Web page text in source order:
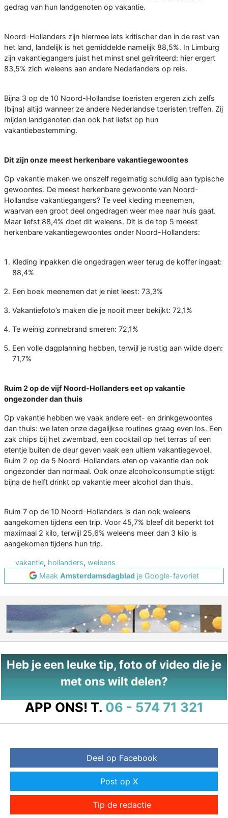
gedrag van hun landgenoten op vakantie.
Noord-Hollanders zijn hiermee iets kritischer dan in de rest van
het land, landelijk is het gemiddelde namelijk 88,5%. In Limburg
zijn vakantiegangers juist het minst snel geïrriteerd: hier ergert
83,5% zich weleens aan andere Nederlanders op reis.
Bijna 3 op de 10 Noord-Hollandse toeristen ergeren zich zelfs
(bijna) altijd wanneer ze andere Nederlandse toeristen treffen. Zij
mijden landgenoten dan ook het liefst op hun
vakantiebestemming.
Dit zijn onze meest herkenbare vakantiegewoontes
Op vakantie maken we onszelf regelmatig schuldig aan typische
gewoontes. De meest herkenbare gewoonte van Noord-
Hollandse vakantiegangers? Te veel kleding meenemen,
waarvan een groot deel ongedragen weer mee naar huis gaat.
Maar liefst 88,4% doet dit weleens. Dit is de top 5 meest
herkenbare vakantiegewoontes onder Noord-Hollanders:
Kleding inpakken die ongedragen weer terug de koffer ingaat:
88,4%
Een boek meenemen dat je niet leest: 73,3%
Vakantiefoto’s maken die je nooit meer bekijkt: 72,1%
Te weinig zonnebrand smeren: 72,1%
Een volle dagplanning hebben, terwijl je rustig aan wilde doen:
71,7%
Ruim 2 op de vijf Noord-Hollanders eet op vakantie
ongezonder dan thuis
Op vakantie hebben we vaak andere eet- en drinkgewoontes
dan thuis: we laten onze dagelijkse routines graag even los. Een
zak chips bij het zwembad, een cocktail op het terras of een
etentje buiten de deur geven vaak een ultiem vakantiegevoel.
Ruim 2 op de 5 Noord-Hollanders eten op vakantie dan ook
ongezonder dan normaal. Ook onze alcoholconsumptie stijgt:
bijna de helft drinkt op vakantie meer alcohol dan thuis.
Ruim 7 op de 10 Noord-Hollanders is dan ook weleens
aangekomen tijdens een trip. Voor 45,7% bleef dit beperkt tot
maximaal 2 kilo, terwijl 25,6% weleens meer dan 3 kilo is
aangekomen tijdens hun trip.
vakantie, hollanders, weleens
Maak Amsterdamsdagblad je Google-favoriet
Heb je een leuke tip, foto of video die je
met ons wilt delen?
APP ONS! T. 06 - 574 71 321
Deel op Facebook
Post op X
Tip de redactie